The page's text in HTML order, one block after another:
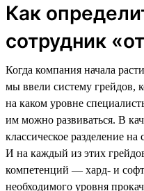
Как
сотрудник
Когда компания начала
мы ввели систему грейдов,
на каком уровне
им можно развиваться. В
классическое разделение
И на каждый из этих
компетенций — хард- и
необходимого уровня